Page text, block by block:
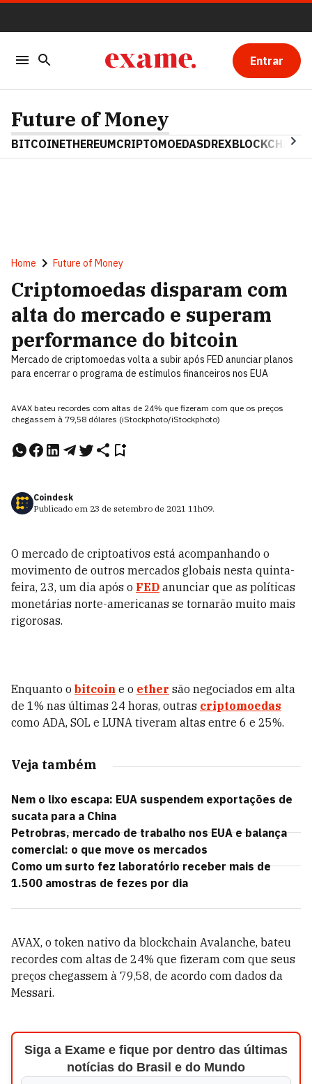
Entrar
Future of Money
BITCOINETHEREUMCRIPTOMOEDASDREXBLOCKCHAIN
Home Future of Money
Criptomoedas disparam com
alta do mercado e superam
performance do bitcoin
Mercado de criptomoedas volta a subir após FED anunciar planos
para encerrar o programa de estímulos financeiros nos EUA
AVAX bateu recordes com altas de 24% que fizeram com que os preços
chegassem à 79,58 dólares (iStockphoto/iStockphoto)
Coindesk
Publicado em 23 de setembro de 2021 11h09.
O mercado de criptoativos está acompanhando o
movimento de outros mercados globais nesta quinta-
feira, 23, um dia após o FED anunciar que as políticas
monetárias norte-americanas se tornarão muito mais
rigorosas.
Enquanto o bitcoin e o ether são negociados em alta
de 1% nas últimas 24 horas, outras criptomoedas
como ADA, SOL e LUNA tiveram altas entre 6 e 25%.
Veja também
Nem o lixo escapa: EUA suspendem exportações de
sucata para a China
Petrobras, mercado de trabalho nos EUA e balança
comercial: o que move os mercados
Como um surto fez laboratório receber mais de
1.500 amostras de fezes por dia
AVAX, o token nativo da blockchain Avalanche, bateu
recordes com altas de 24% que fizeram com que seus
preços chegassem à 79,58, de acordo com dados da
Messari.
Siga a Exame e fique por dentro das últimas
notícias do Brasil e do Mundo